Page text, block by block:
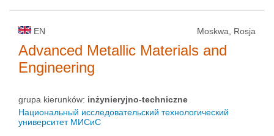
EN Moskwa, Rosja
Advanced Metallic Materials and
Engineering
grupa kierunków: inżynieryjno-techniczne
Национальный исследовательский технологический
университет МИСиС